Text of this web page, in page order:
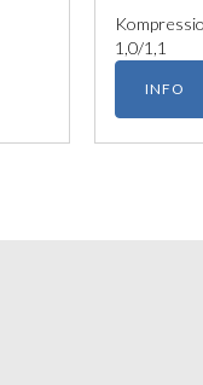
1,0/1,1
INFO